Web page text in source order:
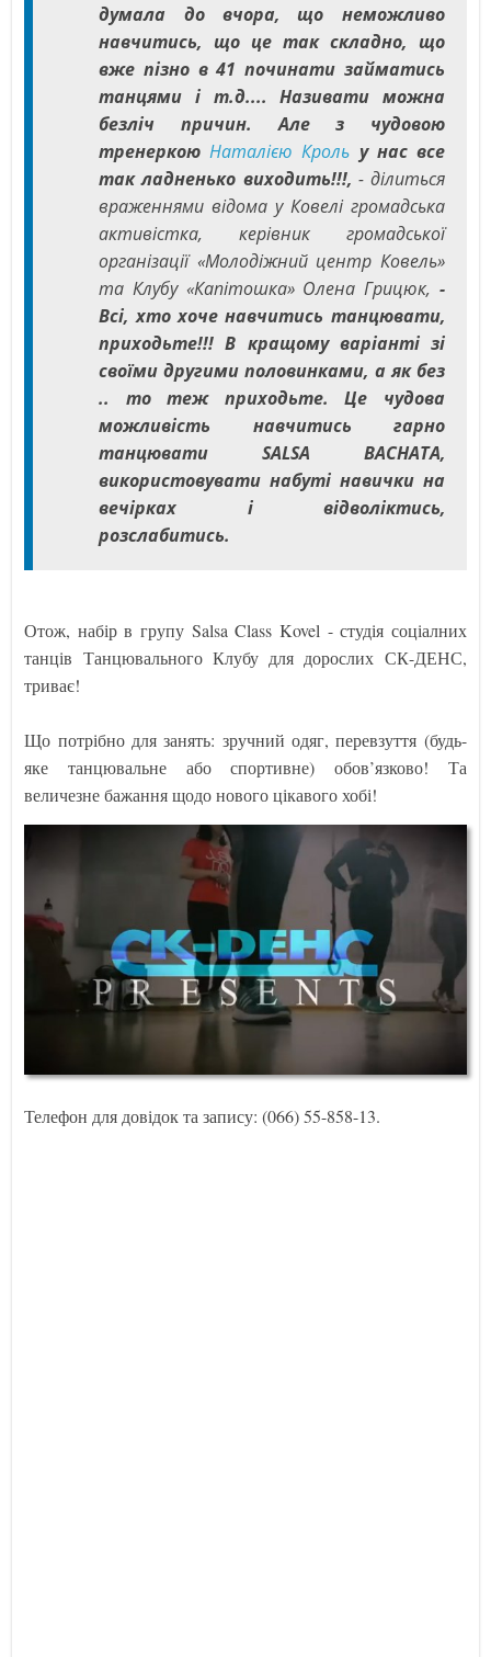
думала до вчора, що неможливо
навчитись, що це так складно, що
вже пізно в 41 починати займатись
танцями і т.д.... Називати можна
безліч причин. Але з чудовою
тренеркою Наталією Кроль у нас все
так ладненько виходить!!!, - ділиться
враженнями відома у Ковелі громадська
активістка, керівник громадської
організації «Молодіжний центр Ковель»
та Клубу «Капітошка» Олена Грицюк, -
Всі, хто хоче навчитись танцювати,
приходьте!!! В кращому варіанті зі
своїми другими половинками, а як без
.. то теж приходьте. Це чудова
можливість навчитись гарно
танцювати SALSA BACHATA,
використовувати набуті навички на
вечірках і відволіктись,
розслабитись.
Отож, набір в групу Salsa Class Kovel - студія соціалних
танців Танцювального Клубу для дорослих СК-ДЕНС,
триває!
Що потрібно для занять: зручний одяг, перевзуття (будь-
яке танцювальне або спортивне) обов’язково! Та
величезне бажання щодо нового цікавого хобі!
Телефон для довідок та запису: (066) 55-858-13.